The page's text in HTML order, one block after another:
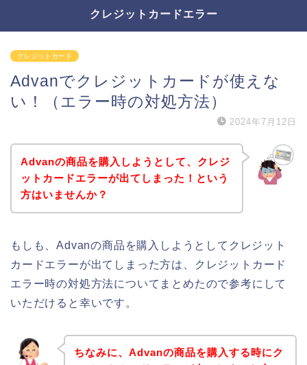
クレジットカードエラー
クレジットカード
Advanでクレジットカードが使えな
い！（エラー時の対処方法）
2024年7月12日
Advanの商品を購入しようとして、クレジ
ットカードエラーが出てしまった！という
方はいませんか？
もしも、Advanの商品を購入しようとしてクレジット
カードエラーが出てしまった方は、クレジットカード
エラー時の対処方法についてまとめたので参考にして
いただけると幸いです。
ちなみに、Advanの商品を購入する時にク